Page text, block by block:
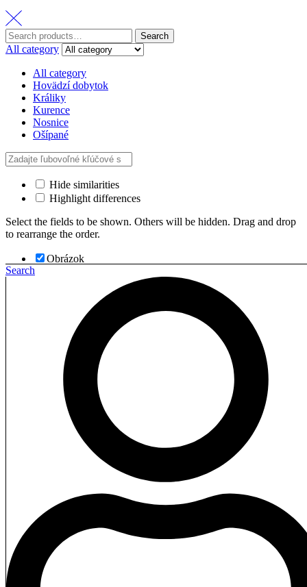
Search
Search
for:
Search
All category
All category
Hovädzí dobytok
Králiky
Kurence
Nosnice
Ošípané
Hide similarities
Highlight differences
Select the fields to be shown. Others will be hidden. Drag and drop
to rearrange the order.
Obrázok
Availability
Pridať do košíka
Popis
Obsah
Váha
Rozmery
Dodatočné info
Kliknite mimo pre skrytie porovnávacieho panela